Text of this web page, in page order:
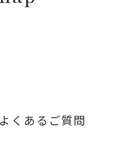
くあるご質問